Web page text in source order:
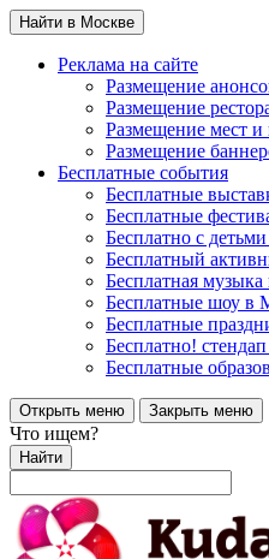
Найти в Москве
Реклама на сайте
Размещение
Размещение
Размещение мест
Размещение
Бесплатные события
Бесплатные
Бесплатные
Бесплатно с
Бесплатный
Бесплатная
Бесплатные шоу в
Бесплатные
Бесплатно!
Бесплатные
Открыть меню Закрыть меню
Что ищем?
Найти